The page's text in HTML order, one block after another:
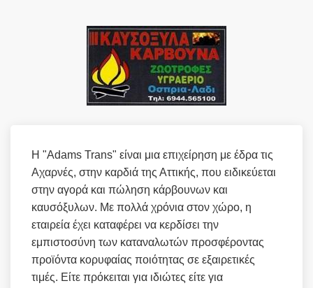
Η "Adams Trans" είναι μια επιχείρηση με έδρα τις
Αχαρνές, στην καρδιά της Αττικής, που ειδικεύεται
στην αγορά και πώληση κάρβουνων και
καυσόξυλων. Με πολλά χρόνια στον χώρο, η
εταιρεία έχει καταφέρει να κερδίσει την
εμπιστοσύνη των καταναλωτών προσφέροντας
προϊόντα κορυφαίας ποιότητας σε εξαιρετικές
τιμές. Είτε πρόκειται για ιδιώτες είτε για